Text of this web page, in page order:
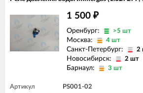
1 500 ₽
Оренбург: >5 шт
Москва: 4 шт
Санкт-Петербург: 2
Новосибирск: 2 шт
Барнаул: 3 шт
Артикул PS001-02